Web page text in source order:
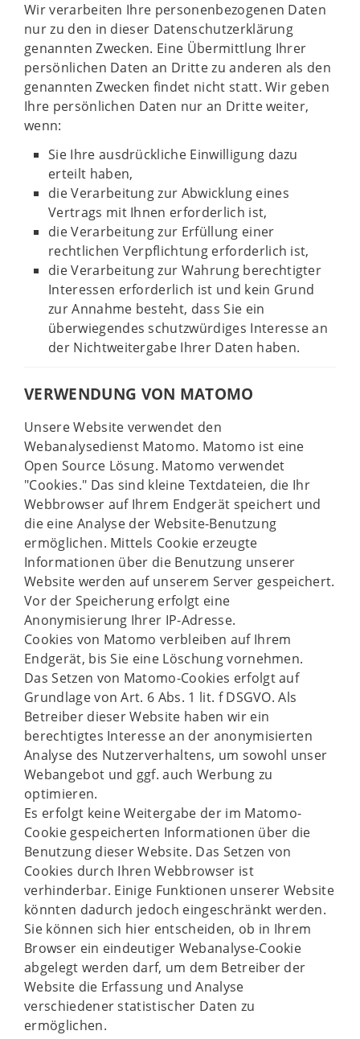
Wir verarbeiten Ihre personenbezogenen Daten
nur zu den in dieser Datenschutzerklärung
genannten Zwecken. Eine Übermittlung Ihrer
persönlichen Daten an Dritte zu anderen als den
genannten Zwecken findet nicht statt. Wir geben
Ihre persönlichen Daten nur an Dritte weiter,
wenn:
Sie Ihre ausdrückliche Einwilligung dazu
erteilt haben,
die Verarbeitung zur Abwicklung eines
Vertrags mit Ihnen erforderlich ist,
die Verarbeitung zur Erfüllung einer
rechtlichen Verpflichtung erforderlich ist,
die Verarbeitung zur Wahrung berechtigter
Interessen erforderlich ist und kein Grund
zur Annahme besteht, dass Sie ein
überwiegendes schutzwürdiges Interesse an
der Nichtweitergabe Ihrer Daten haben.
VERWENDUNG VON MATOMO
Unsere Website verwendet den
Webanalysedienst Matomo. Matomo ist eine
Open Source Lösung. Matomo verwendet
"Cookies." Das sind kleine Textdateien, die Ihr
Webbrowser auf Ihrem Endgerät speichert und
die eine Analyse der Website-Benutzung
ermöglichen. Mittels Cookie erzeugte
Informationen über die Benutzung unserer
Website werden auf unserem Server gespeichert.
Vor der Speicherung erfolgt eine
Anonymisierung Ihrer IP-Adresse.
Cookies von Matomo verbleiben auf Ihrem
Endgerät, bis Sie eine Löschung vornehmen.
Das Setzen von Matomo-Cookies erfolgt auf
Grundlage von Art. 6 Abs. 1 lit. f DSGVO. Als
Betreiber dieser Website haben wir ein
berechtigtes Interesse an der anonymisierten
Analyse des Nutzerverhaltens, um sowohl unser
Webangebot und ggf. auch Werbung zu
optimieren.
Es erfolgt keine Weitergabe der im Matomo-
Cookie gespeicherten Informationen über die
Benutzung dieser Website. Das Setzen von
Cookies durch Ihren Webbrowser ist
verhinderbar. Einige Funktionen unserer Website
könnten dadurch jedoch eingeschränkt werden.
Sie können sich hier entscheiden, ob in Ihrem
Browser ein eindeutiger Webanalyse-Cookie
abgelegt werden darf, um dem Betreiber der
Website die Erfassung und Analyse
verschiedener statistischer Daten zu
ermöglichen.